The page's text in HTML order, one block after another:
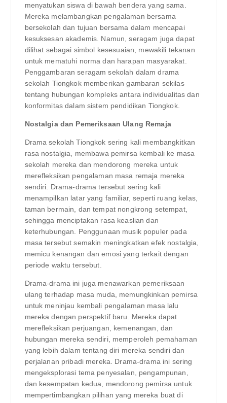
menyatukan siswa di bawah bendera yang sama.
Mereka melambangkan pengalaman bersama
bersekolah dan tujuan bersama dalam mencapai
kesuksesan akademis. Namun, seragam juga dapat
dilihat sebagai simbol kesesuaian, mewakili tekanan
untuk mematuhi norma dan harapan masyarakat.
Penggambaran seragam sekolah dalam drama
sekolah Tiongkok memberikan gambaran sekilas
tentang hubungan kompleks antara individualitas dan
konformitas dalam sistem pendidikan Tiongkok.
Nostalgia dan Pemeriksaan Ulang Remaja
Drama sekolah Tiongkok sering kali membangkitkan
rasa nostalgia, membawa pemirsa kembali ke masa
sekolah mereka dan mendorong mereka untuk
merefleksikan pengalaman masa remaja mereka
sendiri. Drama-drama tersebut sering kali
menampilkan latar yang familiar, seperti ruang kelas,
taman bermain, dan tempat nongkrong setempat,
sehingga menciptakan rasa keaslian dan
keterhubungan. Penggunaan musik populer pada
masa tersebut semakin meningkatkan efek nostalgia,
memicu kenangan dan emosi yang terkait dengan
periode waktu tersebut.
Drama-drama ini juga menawarkan pemeriksaan
ulang terhadap masa muda, memungkinkan pemirsa
untuk meninjau kembali pengalaman masa lalu
mereka dengan perspektif baru. Mereka dapat
merefleksikan perjuangan, kemenangan, dan
hubungan mereka sendiri, memperoleh pemahaman
yang lebih dalam tentang diri mereka sendiri dan
perjalanan pribadi mereka. Drama-drama ini sering
mengeksplorasi tema penyesalan, pengampunan,
dan kesempatan kedua, mendorong pemirsa untuk
mempertimbangkan pilihan yang mereka buat di